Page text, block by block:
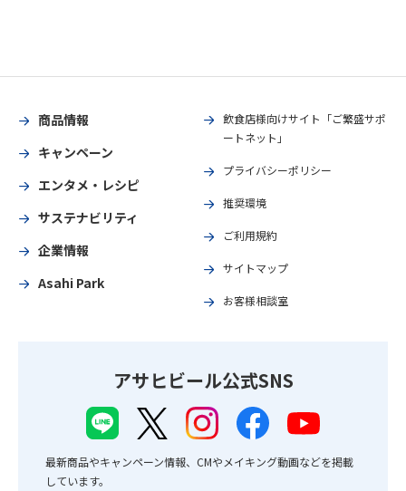
商品情報
キャンペーン
エンタメ・レシピ
サステナビリティ
企業情報
Asahi Park
飲食店様向けサイト「ご繁盛サポ
ートネット」
プライバシーポリシー
推奨環境
ご利用規約
サイトマップ
お客様相談室
アサヒビール公式SNS
最新商品やキャンペーン情報、CMやメイキング動画などを掲載
しています。